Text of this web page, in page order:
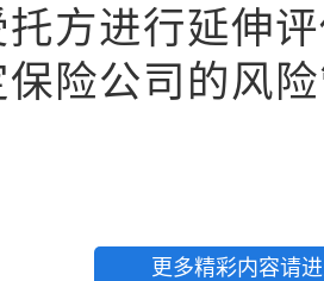
方进行延伸
险公司的风
更多精彩内容请